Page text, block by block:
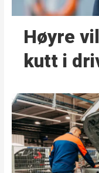
Høyre
kutt i